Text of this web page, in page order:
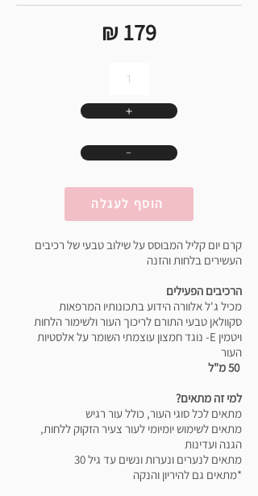
₪ 179
＋
﹣
הוסף לעגלה
קרם יום קליל המבוסס על שילוב טבעי של רכיבים
העשירים בלחות והזנה
הרכיבים הפעילים
מכיל ג'ל אלוורה הידוע בתכונותיו המרפאות
סקוולאן טבעי התורם לריכוך העור ולשימור הלחות
ויטמין E- נוגד חמצון עוצמתי השומר על אלסטיות
העור
50 מ"ל
למי זה מתאים?
מתאים לכל סוגי העור, כולל עור רגיש
מתאים לשימוש יומיומי לעור צעיר הזקוק ללחות,
הגנה ועדינות
מתאים לנערים ונערות ונשים עד גיל 30
*מתאים גם להיריון והנקה